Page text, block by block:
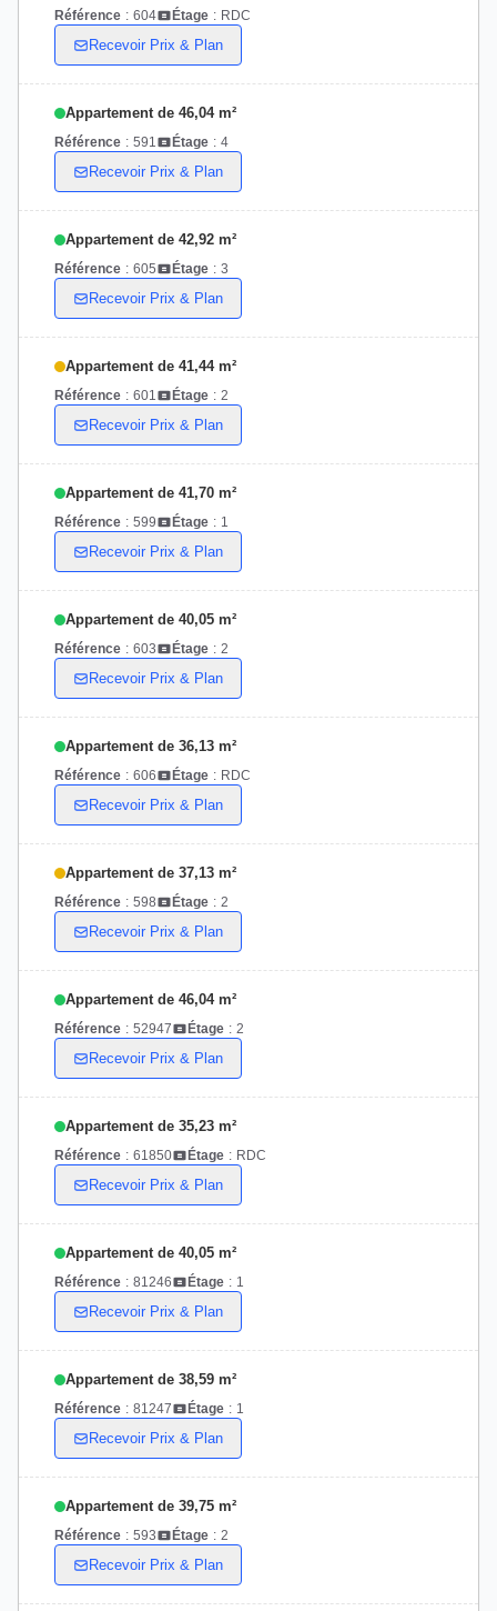
Référence : 604 Étage : RDC
Recevoir Prix & Plan
Appartement de 46,04 m²
Référence : 591 Étage : 4
Recevoir Prix & Plan
Appartement de 42,92 m²
Référence : 605 Étage : 3
Recevoir Prix & Plan
Appartement de 41,44 m²
Référence : 601 Étage : 2
Recevoir Prix & Plan
Appartement de 41,70 m²
Référence : 599 Étage : 1
Recevoir Prix & Plan
Appartement de 40,05 m²
Référence : 603 Étage : 2
Recevoir Prix & Plan
Appartement de 36,13 m²
Référence : 606 Étage : RDC
Recevoir Prix & Plan
Appartement de 37,13 m²
Référence : 598 Étage : 2
Recevoir Prix & Plan
Appartement de 46,04 m²
Référence : 52947 Étage : 2
Recevoir Prix & Plan
Appartement de 35,23 m²
Référence : 61850 Étage : RDC
Recevoir Prix & Plan
Appartement de 40,05 m²
Référence : 81246 Étage : 1
Recevoir Prix & Plan
Appartement de 38,59 m²
Référence : 81247 Étage : 1
Recevoir Prix & Plan
Appartement de 39,75 m²
Référence : 593 Étage : 2
Recevoir Prix & Plan